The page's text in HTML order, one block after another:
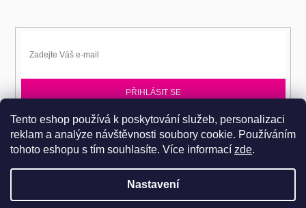
Tento eshop používá k poskytování služeb, personalizaci
reklam a analýze návštěvnosti soubory cookie. Používáním
tohoto eshopu s tím souhlasíte. Více informací zde.
Nastavení
PŘIHLÁSIT SE
Přihlaste se k EPITA-DD a získávejte novinky jako první.